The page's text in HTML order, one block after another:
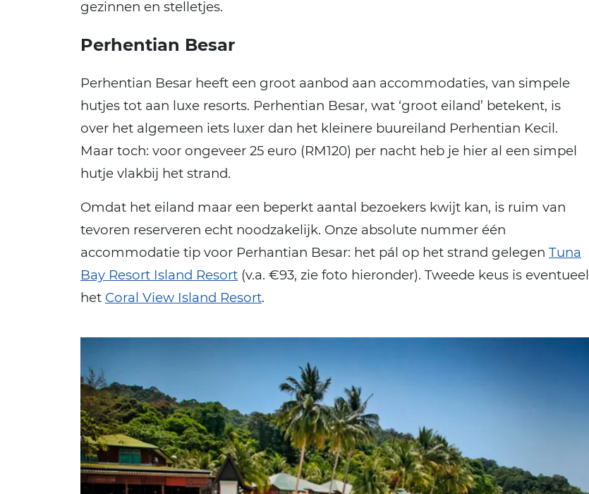
gezinnen en stelletjes.
Perhentian Besar
Perhentian Besar heeft een groot aanbod aan accommodaties, van simpele
hutjes tot aan luxe resorts. Perhentian Besar, wat ‘groot eiland’ betekent, is
over het algemeen iets luxer dan het kleinere buureiland Perhentian Kecil.
Maar toch: voor ongeveer 25 euro (RM120) per nacht heb je hier al een simpel
hutje vlakbij het strand.
Omdat het eiland maar een beperkt aantal bezoekers kwijt kan, is ruim van
tevoren reserveren echt noodzakelijk. Onze absolute nummer één
accommodatie tip voor Perhantian Besar: het pál op het strand gelegen Tuna
Bay Resort Island Resort (v.a. €93, zie foto hieronder). Tweede keus is eventueel
het Coral View Island Resort.